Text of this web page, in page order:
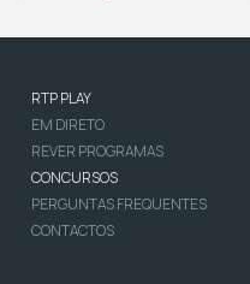
RTP PLAY
EM DIRETO
REVER PROGRAMAS
CONCURSOS
PERGUNTAS FREQUENTES
CONTACTOS